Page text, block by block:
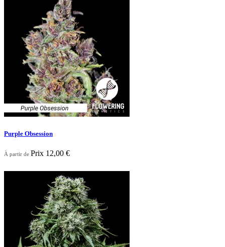
Aperçu rapide
Purple Obsession
À partir de Prix 12,00 €
Aperçu rapide